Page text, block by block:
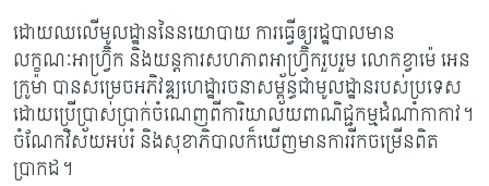
ដោយឈលើមូលដ្ឋាននៃនយោបាយ ការធ្វើឲ្យរដ្ឋបាលមាន
លក្ខណៈអាហ្វ្រ៊ិក និងយន្តការ​សហភាព​អាហ្វ្រ៊ិករួបរួម​លោកខ្វាម៉េ អេន
ក្រូម៉ា បានសម្រេចអភិវឌ្ឍហេដ្ឋារចនាសម្ព័ន្ធ​ជា​មូលដ្ឋាន​របស់ប្រទេស
ដោយប្រើប្រាស់ប្រាក់ចំណេញពីការិយាល័យពាណិជ្ជកម្មដំណាំ​កាកាវ។
ចំណែក​​វិស័យអប់រំ និងសុខាភិបាលក៏ឃើញមានការរីកចម្រើនពិត
ប្រាកដ។